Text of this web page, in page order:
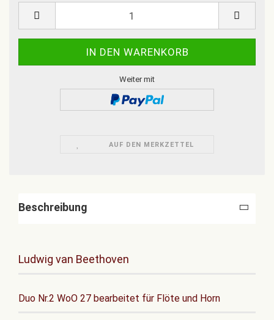
Weiter mit
AUF DEN MERKZETTEL
Beschreibung
Ludwig van Beethoven
Duo Nr.2 WoO 27 bearbeitet für Flöte und Horn